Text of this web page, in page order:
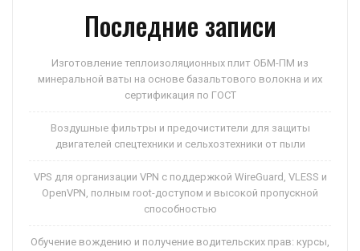
Последние записи
Изготовление теплоизоляционных плит ОБМ-ПМ из
минеральной ваты на основе базальтового волокна и их
сертификация по ГОСТ
Воздушные фильтры и предочистители для защиты
двигателей спецтехники и сельхозтехники от пыли
VPS для организации VPN с поддержкой WireGuard, VLESS и
OpenVPN, полным root-доступом и высокой пропускной
способностью
Обучение вождению и получение водительских прав: курсы,